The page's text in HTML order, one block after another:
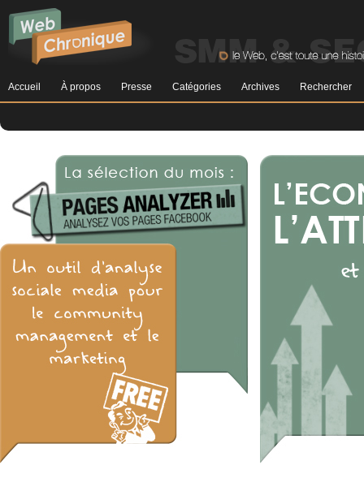
Accueil À propos Presse Catégories Archives Rechercher